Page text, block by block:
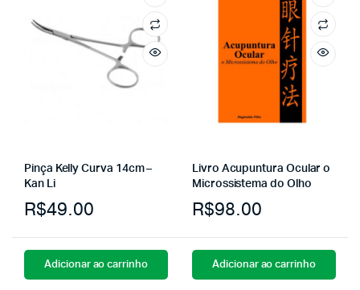
Pinça Kelly Curva 14cm –
Kan Li
R$49.00
Adicionar ao carrinho
Livro Acupuntura Ocular o
Microssistema do Olho
R$98.00
Adicionar ao carrinho